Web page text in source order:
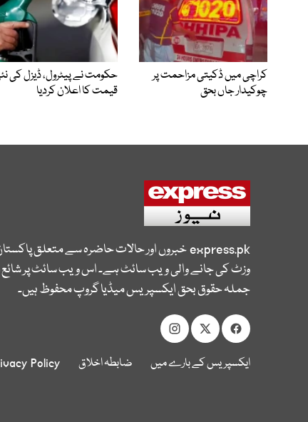
کراچی میں ڈکیتی مزاحمت پر
چوکیدار جاں بحق
حکومت نے پیٹرول، ڈیزل کی
قیمت کا اعلان کردیا
express.pkخبروں اور حالات حاضرہ سے متعلق
وزٹ کی جانے والی ویب سائٹ ہے۔ اس ویب سائٹ پر شائع
جملہ حقوق بحق ایکسپریس میڈیا گروپ محفوظ ہیں۔
ایکسپریس کے بارے میں ضابطہ اخلاق Policy